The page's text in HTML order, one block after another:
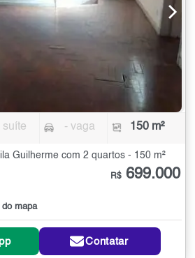
suíte - vaga 150 m²
Guilherme com 2 quartos - 150 m²
do mapa
R$ 699.000
Contatar